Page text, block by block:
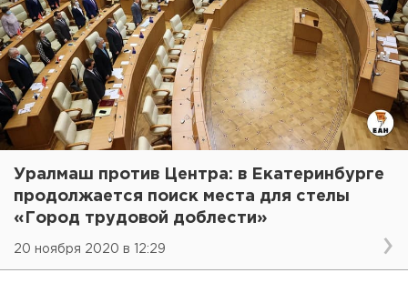
Уралмаш против Центра: в Екатеринбурге
продолжается поиск места для стелы
«Город трудовой доблести»
20 ноября 2020 в 12:29